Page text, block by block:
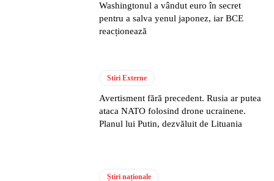
Washingtonul a vândut euro în secret
pentru a salva yenul japonez, iar BCE
reacționează
Stiri Externe
Avertisment fără precedent. Rusia ar putea
ataca NATO folosind drone ucrainene.
Planul lui Putin, dezvăluit de Lituania
Știri naționale